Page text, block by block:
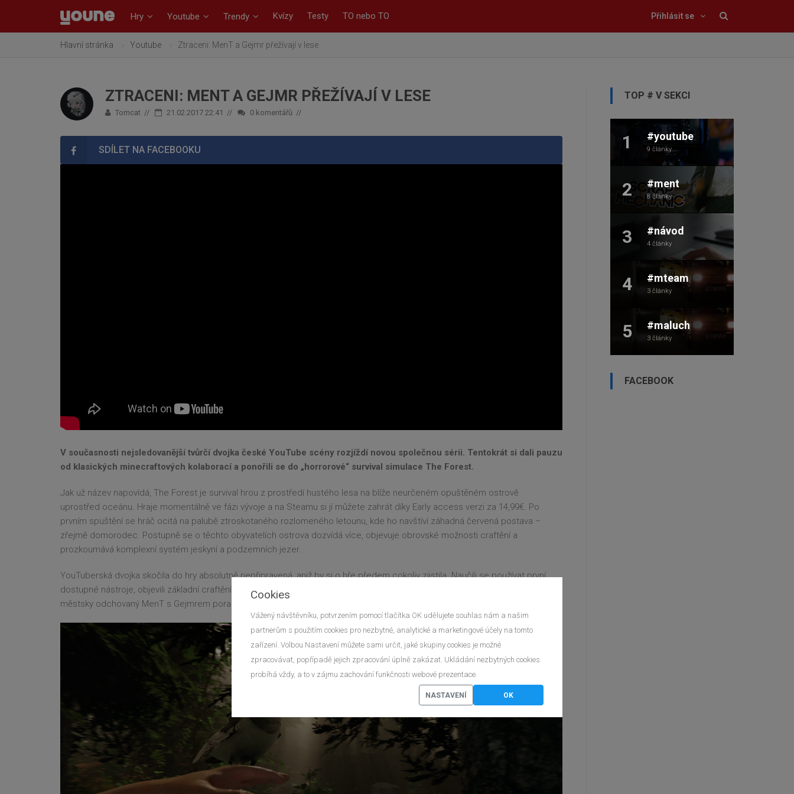
Cookies
Vážený návštěvníku, potvrzením pomocí tlačítka OK udělujete souhlas nám a našim
partnerům s použitím cookies pro nezbytné, analytické a marketingové účely na tomto
zařízení. Volbou Nastavení můžete sami určit, jaké skupiny cookies je možné
zpracovávat, popřípadě jejich zpracování úplně zakázat. Ukládání nezbytných cookies
probíhá vždy, a to v zájmu zachování funkčnosti webové prezentace.
NASTAVENÍ OK
Hry Youtube Trendy Kvízy Testy TO nebo TO Přihlásit se
Hlavní stránka Youtube Ztraceni: MenT a Gejmr přežívají v lese
ZTRACENI: MENT A GEJMR PŘEŽÍVAJÍ V LESE
Tomcat 21.02.2017 22:41 0 komentářů
SDÍLET NA FACEBOOKU
V současnosti nejsledovanější tvůrčí dvojka české YouTube scény rozjíždí novou společnou sérii. Tentokrát si dali pauzu
od klasických minecraftových kolaborací a ponořili se do „horrorové“ survival simulace The Forest.
Jak už název napovídá, The Forest je survival hrou z prostředí hustého lesa na blíže neurčeném opuštěném ostrově
uprostřed oceánu. Hraje momentálně ve fázi vývoje a na Steamu si jí můžete zahrát díky Early access verzi za 14,99€. Po
prvním spuštění se hráč ocitá na palubě ztroskotaného rozlomeného letounu, kde ho navštíví záhadná červená postava –
zřejmě domorodec. Postupně se o těchto obyvatelích ostrova dozvídá více, objevuje obrovské možnosti craftění a
prozkoumává komplexní systém jeskyní a podzemních jezer.
YouTuberská dvojka skočila do hry absolutně nepřipravená, aniž by si o hře předem cokoliv zjistila. Naučili se používat první
dostupné nástroje, objevili základní craftění a po prozkoumání lesa na ně čekalo nemilé překvapení. První díl už je venku! Jak si
městsky odchovaný MenT s Gejmrem poradí v neznámem prostředí lesa a s neznámou hrozbou?
TOP # V SEKCI
1 #youtube
9 články
2 #ment
8 články
3 #návod
4 články
4 #mteam
3 články
5 #maluch
3 články
FACEBOOK